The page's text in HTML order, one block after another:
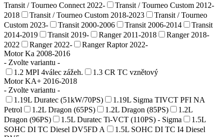
Transit / Tourneo Connect 2022-
Transit / Tourneo Custom 2012-
2018
Transit / Tourneo Custom 2018-2023
Transit / Tourneo
Custom 2023-
Transit 2000-2006 Transit 2006-2014
Transit
2014-2019
Transit 2019- Ranger 2011-2018
Ranger 2018-
2022
Ranger 2022-
Ranger Raptor 2022-
Motor Ka 2008-2016
- Zvolte variantu -
1.2 MPI 4válec zážeh.
1.3 CR TC vznětový
Motor KA+ 2016-2018
- Zvolte variantu -
1.19L Duratec (51kW/70PS)
1.19L Sigma TIVCT PFI NA
Petrol
1.2L Dragon (65PS) 1.2L Dragon (85PS)
1.2L
Dragon (96PS)
1.5L Duratec Ti-VCT (110PS) - Sigma
1.5L
SOHC DI TC Diesel DV5FD A
1.5L SOHC DI TC I4 Diesel